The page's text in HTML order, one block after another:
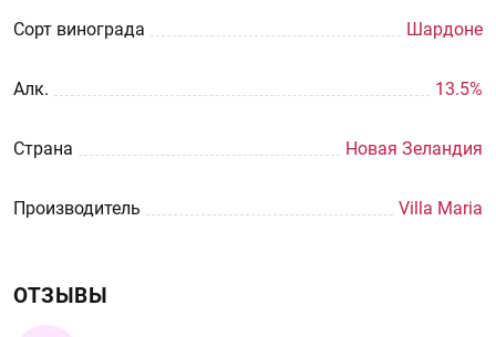
Сорт винограда Шардоне
Aлк. 13.5%
Страна Новая Зеландия
Производитель Villa Maria
ОТЗЫВЫ